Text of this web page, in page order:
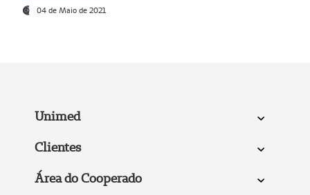
04 de Maio de 2021
Unimed
Clientes
Área do Cooperado